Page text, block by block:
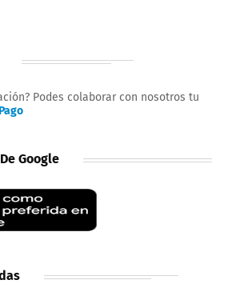
Podes colaborar con nosotros tu
Google